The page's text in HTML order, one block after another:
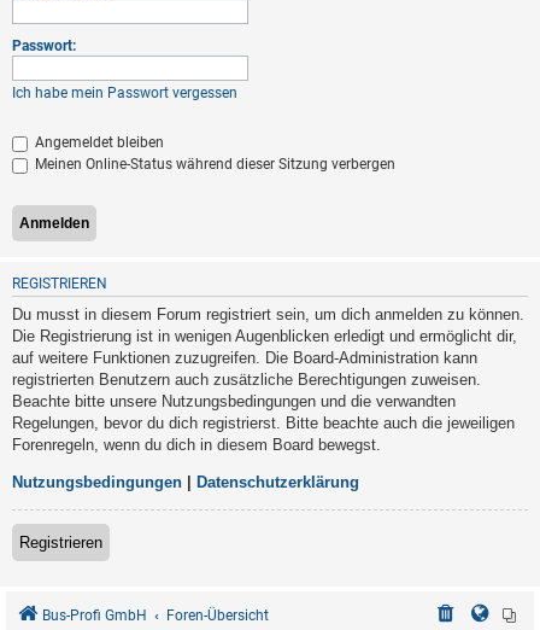
Passwort:
Ich habe mein Passwort vergessen
Angemeldet bleiben
Meinen Online-Status während dieser Sitzung verbergen
REGISTRIEREN
Du musst in diesem Forum registriert sein, um dich anmelden zu können.
Die Registrierung ist in wenigen Augenblicken erledigt und ermöglicht dir,
auf weitere Funktionen zuzugreifen. Die Board-Administration kann
registrierten Benutzern auch zusätzliche Berechtigungen zuweisen.
Beachte bitte unsere Nutzungsbedingungen und die verwandten
Regelungen, bevor du dich registrierst. Bitte beachte auch die jeweiligen
Forenregeln, wenn du dich in diesem Board bewegst.
Nutzungsbedingungen Datenschutzerklärung
Registrieren
Bus-Profi GmbH Foren-Übersicht